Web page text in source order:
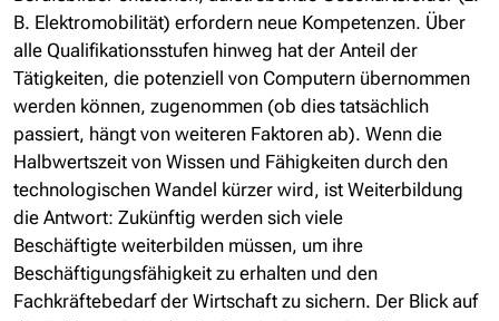
B. Elektromobilität) erfordern neue Kompetenzen. Über
alle Qualifikationsstufen hinweg hat der Anteil der
Tätigkeiten, die potenziell von Computern übernommen
werden können, zugenommen (ob dies tatsächlich
passiert, hängt von weiteren Faktoren ab). Wenn die
Halbwertszeit von Wissen und Fähigkeiten durch den
technologischen Wandel kürzer wird, ist Weiterbildung
die Antwort: Zukünftig werden sich viele
Beschäftigte weiterbilden müssen, um ihre
Beschäftigungsfähigkeit zu erhalten und den
Fachkräftebedarf der Wirtschaft zu sichern. Der Blick auf